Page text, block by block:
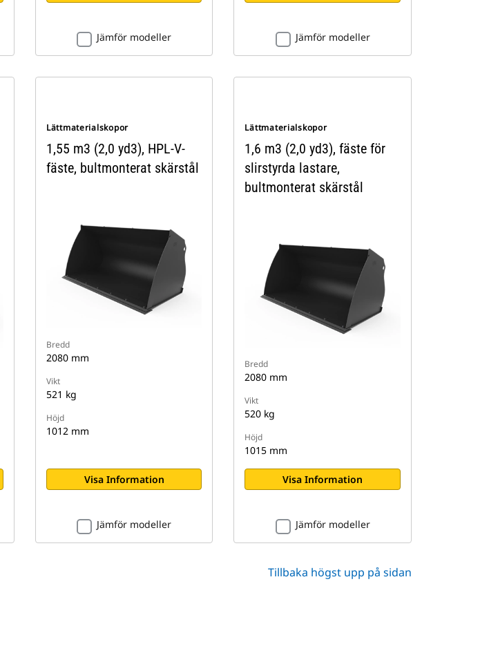
Jämför modeller Jämför modeller
Lättmaterialskopor
1,55 m3 (2,0 yd3), HPL-V-
fäste, bultmonterat skärstål
Bredd
2080 mm
Vikt
521 kg
Höjd
1012 mm
Visa Information
Jämför modeller
Lättmaterialskopor
1,6 m3 (2,0 yd3), fäste för
slirstyrda lastare,
bultmonterat skärstål
Bredd
2080 mm
Vikt
520 kg
Höjd
1015 mm
Visa Information
Jämför modeller
Tillbaka högst upp på sidan